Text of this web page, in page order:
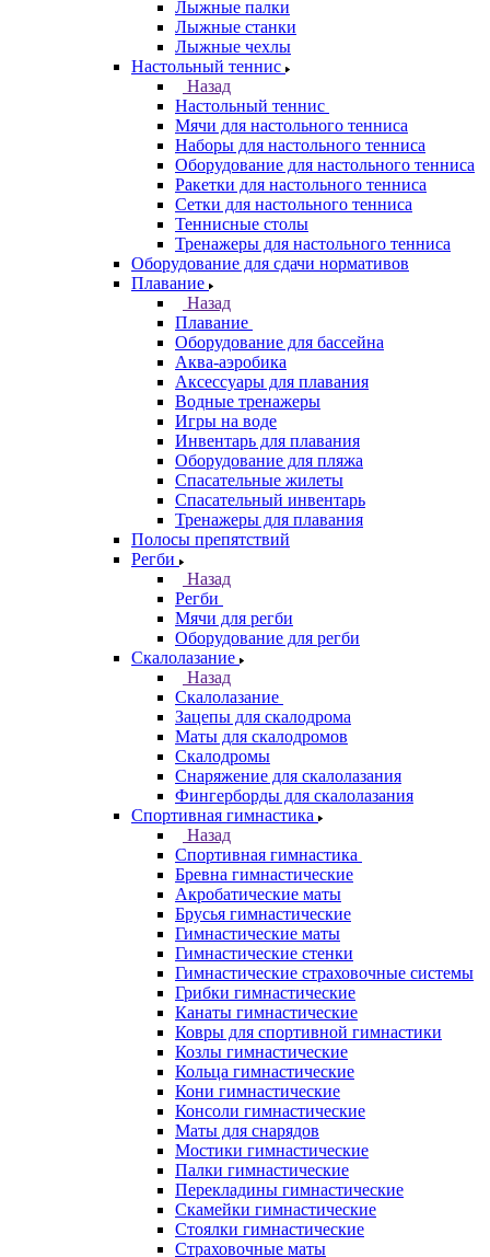
Лыжные палки
Лыжные станки
Лыжные чехлы
Настольный теннис
Назад
Настольный теннис
Мячи для настольного тенниса
Наборы для настольного тенниса
Оборудование для настольного тенниса
Ракетки для настольного тенниса
Сетки для настольного тенниса
Теннисные столы
Тренажеры для настольного тенниса
Оборудование для сдачи нормативов
Плавание
Назад
Плавание
Оборудование для бассейна
Аква-аэробика
Аксессуары для плавания
Водные тренажеры
Игры на воде
Инвентарь для плавания
Оборудование для пляжа
Спасательные жилеты
Спасательный инвентарь
Тренажеры для плавания
Полосы препятствий
Регби
Назад
Регби
Мячи для регби
Оборудование для регби
Скалолазание
Назад
Скалолазание
Зацепы для скалодрома
Маты для скалодромов
Скалодромы
Снаряжение для скалолазания
Фингерборды для скалолазания
Спортивная гимнастика
Назад
Спортивная гимнастика
Бревна гимнастические
Акробатические маты
Брусья гимнастические
Гимнастические маты
Гимнастические стенки
Гимнастические страховочные системы
Грибки гимнастические
Канаты гимнастические
Ковры для спортивной гимнастики
Козлы гимнастические
Кольца гимнастические
Кони гимнастические
Консоли гимнастические
Маты для снарядов
Мостики гимнастические
Палки гимнастические
Перекладины гимнастические
Скамейки гимнастические
Стоялки гимнастические
Страховочные маты